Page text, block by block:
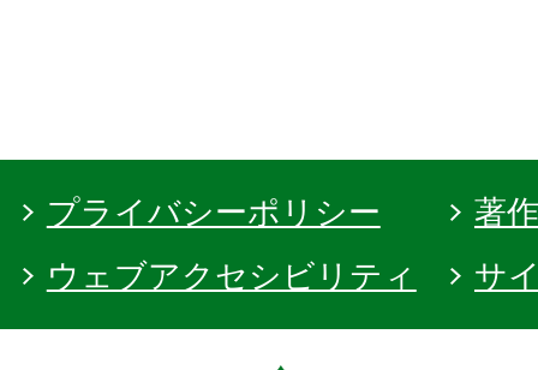
プライバシーポリシー
著
ウェブアクセシビリティ
サ